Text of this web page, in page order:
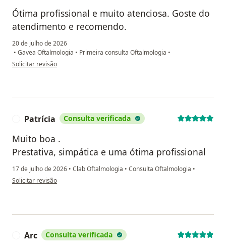
Ótima profissional e muito atenciosa. Goste do
atendimento e recomendo.
20 de julho de 2026
• Gavea Oftalmologia • Primeira consulta Oftalmologia •
na opinião do utilizador Júlio Cesar
Solicitar revisão
Patrícia Consulta verificada
Muito boa .
Prestativa, simpática e uma ótima profissional
17 de julho de 2026 • Clab Oftalmologia • Consulta Oftalmologia •
na opinião do utilizador Patrícia
Solicitar revisão
Arc Consulta verificada